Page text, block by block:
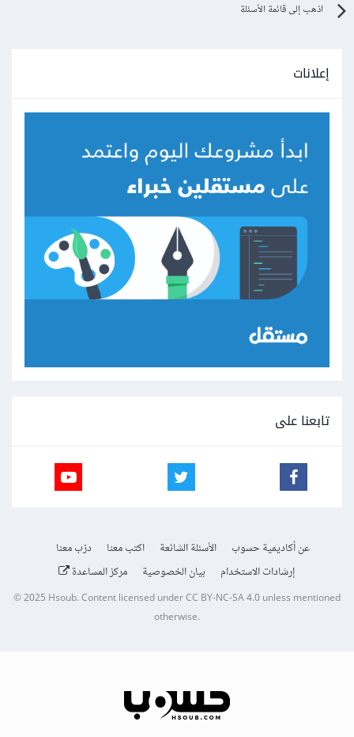
اذهب إلى قائمة الأسئلة
إعلانات
تابعنا على
عن أكاديمية حسوب الأسئلة الشائعة اكتب معنا
درّب معنا
إرشادات الاستخدام
بيان الخصوصية مركز المساعدة
© 2025Hsoub.Content licensed underCC BY-NC-SA 4.0unless mentioned
otherwise.